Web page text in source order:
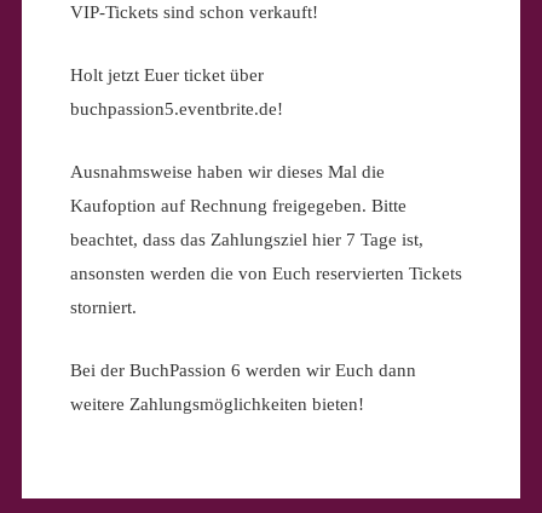
VIP-Tickets sind schon verkauft!
Holt jetzt Euer ticket über
buchpassion5.eventbrite.de!
Ausnahmsweise haben wir dieses Mal die
Kaufoption auf Rechnung freigegeben. Bitte
beachtet, dass das Zahlungsziel hier 7 Tage ist,
ansonsten werden die von Euch reservierten Tickets
storniert.
Bei der BuchPassion 6 werden wir Euch dann
weitere Zahlungsmöglichkeiten bieten!